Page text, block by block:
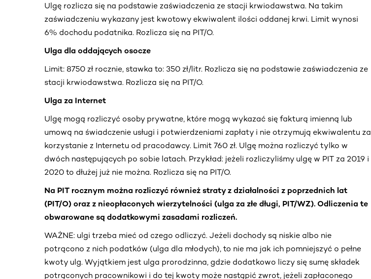
Ulgę rozlicza się na podstawie zaświadczenia ze stacji krwiodawstwa. Na takim
zaświadczeniu wykazany jest kwotowy ekwiwalent ilości oddanej krwi. Limit wynosi
6% dochodu podatnika. Rozlicza się na PIT/O.
Ulga dla oddających osocze
Limit: 8750 zł rocznie, stawka to: 350 zł/litr. Rozlicza się na podstawie zaświadczenia ze
stacji krwiodawstwa. Rozlicza się na PIT/O.
Ulga za Internet
Ulgę mogą rozliczyć osoby prywatne, które mogą wykazać się fakturą imienną lub
umową na świadczenie usługi i potwierdzeniami zapłaty i nie otrzymują ekwiwalentu za
korzystanie z Internetu od pracodawcy. Limit 760 zł. Ulgę można rozliczyć tylko w
dwóch następujących po sobie latach. Przykład: jeżeli rozliczyliśmy ulgę w PIT za 2019 i
2020 to dłużej już nie można. Rozlicza się na PIT/O.
Na PIT rocznym można rozliczyć również straty z działalności z poprzednich lat
(PIT/O) oraz z nieopłaconych wierzytelności (ulga za złe długi, PIT/WZ). Odliczenia te
obwarowane są dodatkowymi zasadami rozliczeń.
WAŻNE: ulgi trzeba mieć od czego odliczyć. Jeżeli dochody są niskie albo nie
potrącono z nich podatków (ulga dla młodych), to nie ma jak ich pomniejszyć o pełne
kwoty ulg. Wyjątkiem jest ulga prorodzinna, gdzie dodatkowo liczy się sumę składek
potrąconych pracownikowi i do tej kwoty może nastąpić zwrot, jeżeli zapłaconego